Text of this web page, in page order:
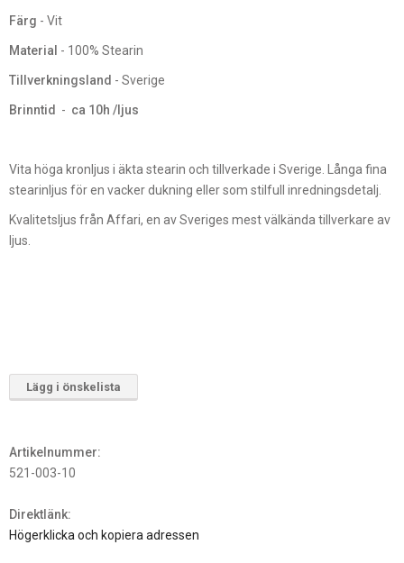
Färg - Vit
Material - 100% Stearin
Tillverkningsland - Sverige
Brinntid - ca 10h /ljus
Vita höga kronljus i äkta stearin och tillverkade i Sverige. Långa fina
stearinljus för en vacker dukning eller som stilfull inredningsdetalj.
Kvalitetsljus från Affari, en av Sveriges mest välkända tillverkare av
ljus.
Lägg i önskelista
Artikelnummer:
521-003-10
Direktlänk:
Högerklicka och kopiera adressen